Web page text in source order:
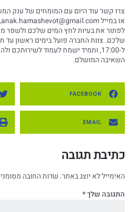
או במיילanak.hamashevot@gmail.com
לפתור את בעיות לחץ המים שלכם ולשפר
ל-17:00, ותמיד ישמח לעמוד
השאיבה המושלם.
FACEBOOK
EMAIL
כתיבת תגובה
האימייל לא יוצג באתר. שדות החובה
התגובה שלך*